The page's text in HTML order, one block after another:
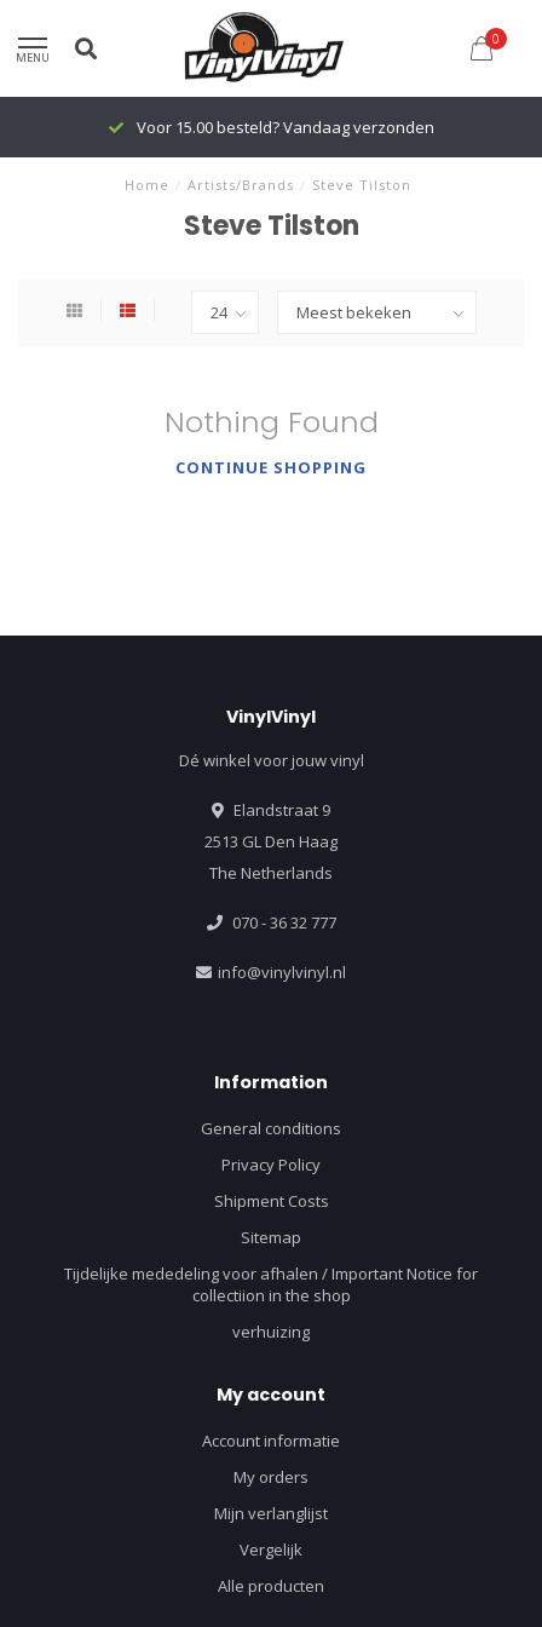
MENU
0
Voor 15.00 besteld? Vandaag verzonden
Home / Artists/Brands / Steve Tilston
Steve Tilston
Nothing Found
CONTINUE SHOPPING
VinylVinyl
Dé winkel voor jouw vinyl
Elandstraat 9
2513 GL Den Haag
The Netherlands
070 - 36 32 777
info@vinylvinyl.nl
Information
General conditions
Privacy Policy
Shipment Costs
Sitemap
Tijdelijke mededeling voor afhalen / Important Notice for
collectiion in the shop
verhuizing
My account
Account informatie
My orders
Mijn verlanglijst
Vergelijk
Alle producten